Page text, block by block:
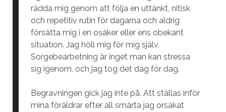
rädda mig genom att följa en uttänkt, nitisk
och repetitiv rutin för dagarna och aldrig
försätta mig i en osäker eller ens obekant
situation. Jag höll mig för mig själv.
Sorgebearbetning är inget man kan stressa
sig igenom, och jag tog det dag för dag.
Begravningen gick jag inte på. Att ställas inför
mina föräldrar efter all smärta jag orsakat